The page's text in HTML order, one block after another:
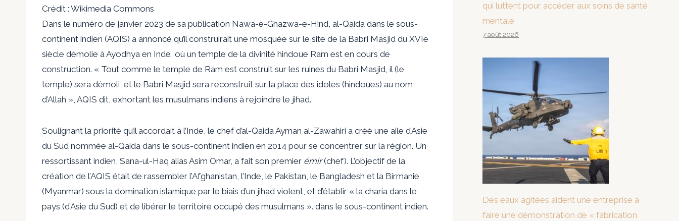
Crédit : Wikimedia Commons
Dans le numéro de janvier 2023 de sa publication Nawa-e-Ghazwa-e-Hind, al-Qaida dans le sous-
continent indien (AQIS) a annoncé qu’il construirait une mosquée sur le site de la Babri Masjid du XVIe
siècle démolie à Ayodhya en Inde, où un temple de la divinité hindoue Ram est en cours de
construction. « Tout comme le temple de Ram est construit sur les ruines du Babri Masjid, il (le
temple) sera démoli, et le Babri Masjid sera reconstruit sur la place des idoles (hindoues) au nom
d’Allah », AQIS dit, exhortant les musulmans indiens à rejoindre le jihad.
Soulignant la priorité qu’il accordait à l’Inde, le chef d’al-Qaida Ayman al-Zawahiri a créé une aile d’Asie
du Sud nommée al-Qaida dans le sous-continent indien en 2014 pour se concentrer sur la région. Un
ressortissant indien, Sana-ul-Haq alias Asim Omar, a fait son premier émir(chef). L’objectif de la
création de l’AQIS était de rassembler l’Afghanistan, l’Inde, le Pakistan, le Bangladesh et la Birmanie
(Myanmar) sous la domination islamique par le biais d’un jihad violent, et d’établir « la charia dans le
pays (d’Asie du Sud) et de libérer le territoire occupé des musulmans ». dans le sous-continent indien.
qui luttent pour accéder aux soins de santé
mentale
7 août 2026
Des eaux agitées aident une entreprise à
faire une démonstration de « fabrication